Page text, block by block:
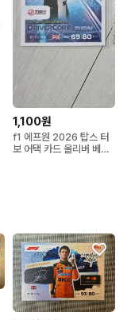
1,100원
f1 에프원 2026 탑스 터
보 어택 카드 올리버 베어